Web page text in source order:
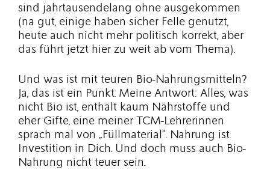
sind jahrtausendelang ohne ausgekommen
(na gut, einige haben sicher Felle genutzt,
heute auch nicht mehr politisch korrekt, aber
das führt jetzt hier zu weit ab vom Thema).
Und was ist mit teuren Bio-Nahrungsmitteln?
Ja, das ist ein Punkt. Meine Antwort: Alles, was
nicht Bio ist, enthält kaum Nährstoffe und
eher Gifte, eine meiner TCM-Lehrerinnen
sprach mal von „Füllmaterial“. Nahrung ist
Investition in Dich. Und doch muss auch Bio-
Nahrung nicht teuer sein.